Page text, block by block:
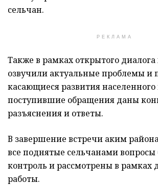
сельчан.
РЕКЛАМА
Также в рамках открытого
озвучили актуальные проблемы и
касающиеся развития
поступившие обращения даны
разъяснения и ответы.
В завершение встречи аким
все поднятые сельчанами вопросы
контроль и рассмотрены в рамках
работы.